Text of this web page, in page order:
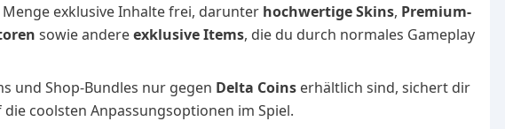
exklusive Inhalte frei, darunter hochwertige Skins, Premium-
sowie andereexklusive Items, die du durch normales Gameplay
und Shop-Bundles nur gegen Delta Coins erhältlich sind, sichert dir
coolsten Anpassungsoptionen im Spiel.